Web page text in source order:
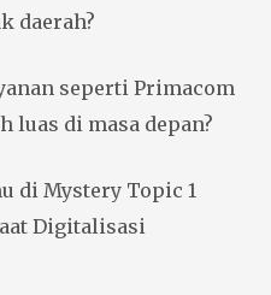
daerah?
seperti Primacom
luas di masa depan?
di Mystery Topic 1
Digitalisasi